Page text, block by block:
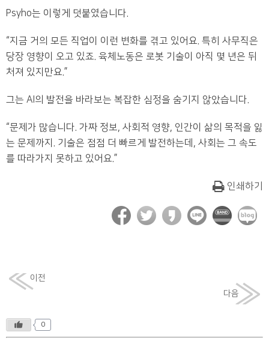
Psyho는 이렇게 덧붙였습니다.
“지금 거의 모든 직업이 이런 변화를 겪고 있어요. 특히 사무직은
당장 영향이 오고 있죠. 육체노동은 로봇 기술이 아직 몇 년은 뒤
처져 있지만요.”
그는 AI의 발전을 바라보는 복잡한 심정을 숨기지 않았습니다.
“문제가 많습니다. 가짜 정보, 사회적 영향, 인간이 삶의 목적을 잃
는 문제까지. 기술은 점점 더 빠르게 발전하는데, 사회는 그 속도
를 따라가지 못하고 있어요.”
인쇄하기
이전
다음
0